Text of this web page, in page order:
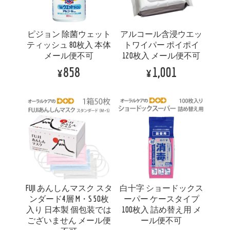
ピジョン 除菌ウェット
ティッシュ 80枚入 本体
メール便不可
¥858
アルコール含浸ウエッ
トワイパー ポイポイ
120枚入 メール便不可
¥1,001
FUJI あんしんマスク スタ
ンダード4層 M・S 50枚
入り 日本製 個包装では
ございません メール便
白十字 ショードックス
ーパー ケースタイプ
100枚入 詰め替え用 メ
ール便不可